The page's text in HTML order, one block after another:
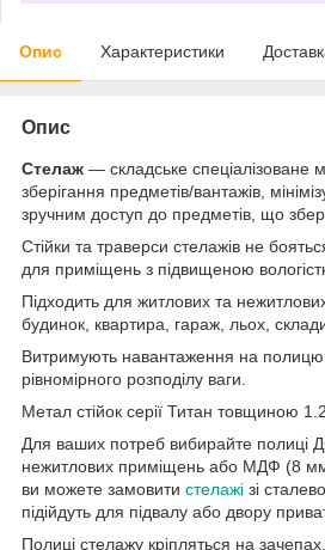
Опис Характеристики
Опис
Стелаж — складське спеціалізоване
зберігання предметів/вантажів,
зручним доступ до предметів, що
Стійки та траверси стелажів не
для приміщень з підвищеною
Підходить для житлових та
будинок, квартира, гараж, льох,
Витримують навантаження на полицю
рівномірного розподілу ваги.
Метал стійок серії Титан товщиною
Для ваших потреб вибирайте полиці
нежитлових приміщень або МДФ (8
ви можете замовити стелажі зі
підійдуть для підвалу або двору
Полиці стелажу кріпляться на